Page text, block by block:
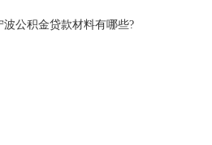
波公积金贷款材料有哪些?